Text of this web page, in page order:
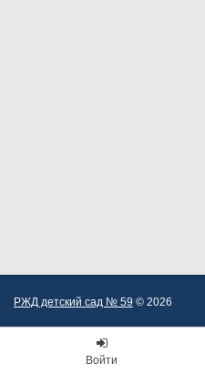
РЖД детский сад № 59 © 2026
Войти